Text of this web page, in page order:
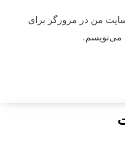
من در مرورگر برای
می‌نویسم.